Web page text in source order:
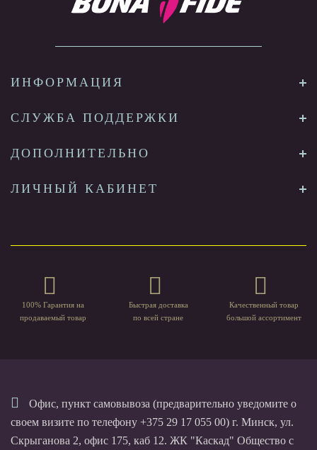
ИНФОРМАЦИЯ
СЛУЖБА ПОДДЕРЖКИ
ДОПОЛНИТЕЛЬНО
ЛИЧНЫЙ КАБИНЕТ
100% Гарантия на
продаваемый товар
Быстрая доставка
по всей стране
Качественный товар
большой ассортимент
Офис, пункт самовывоза (предварительно уведомите о
своем визите по телефону +375 29 17 055 00) г. Минск, ул.
Скрыганова 2, офис 175, каб 12. ЖК "Каскад" Общество с